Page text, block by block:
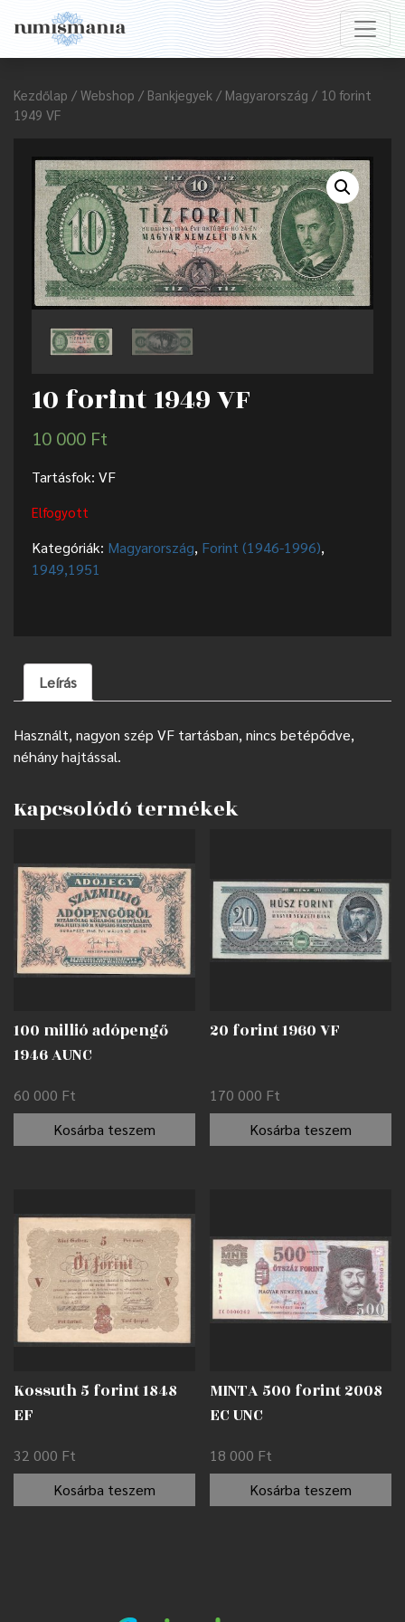
Kezdőlap / Webshop / Bankjegyek / Magyarország / 10 forint
1949 VF
10 forint 1949 VF
10 000 Ft
Tartásfok: VF
Elfogyott
Kategóriák: Magyarország, Forint (1946-1996),
1949,1951
Leírás
Használt, nagyon szép VF tartásban, nincs betépődve,
néhány hajtással.
Kapcsolódó termékek
100 millió adópengő
1946 AUNC
60 000 Ft
Kosárba teszem
20 forint 1960 VF
170 000 Ft
Kosárba teszem
Kossuth 5 forint 1848
EF
32 000 Ft
Kosárba teszem
MINTA 500 forint 2008
EC UNC
18 000 Ft
Kosárba teszem